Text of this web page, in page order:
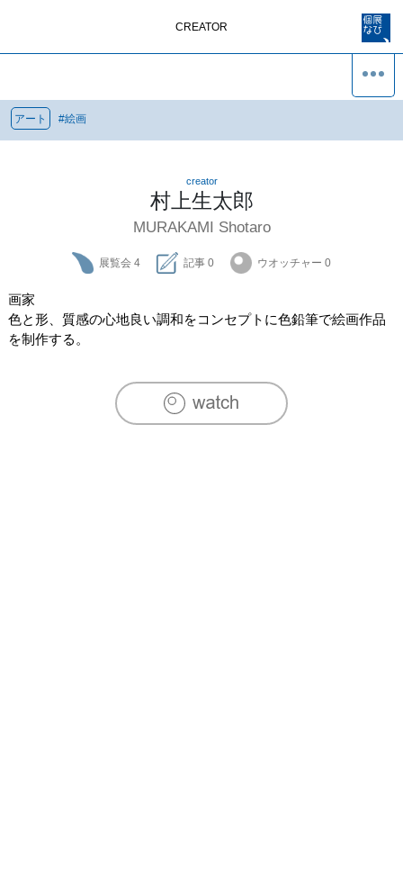
CREATOR
アート #絵画
creator
村上生太郎
MURAKAMI Shotaro
展覧会 4 記事 0 ウオッチャー 0
画家
色と形、質感の心地良い調和をコンセプトに色鉛筆で絵画作品
を制作する。